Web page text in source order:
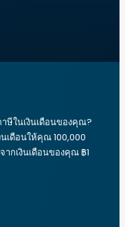
ษีในเงินเดือนของคุณ?
เดือนให้คุณ 100,000
กเงินเดือนของคุณ ฿1